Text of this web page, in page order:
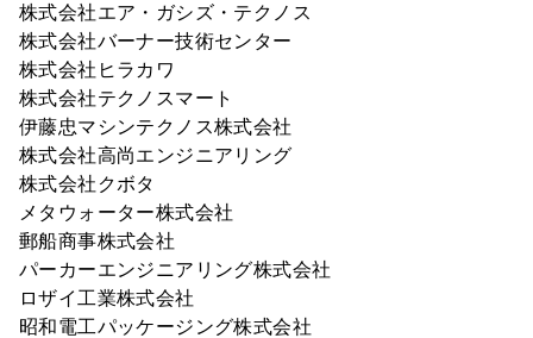
株式会社エア・ガシズ・テクノス
株式会社バーナー技術センター
株式会社ヒラカワ
株式会社テクノスマート
伊藤忠マシンテクノス株式会社
株式会社高尚エンジニアリング
株式会社クボタ
メタウォーター株式会社
郵船商事株式会社
パーカーエンジニアリング株式会社
ロザイ工業株式会社
昭和電工パッケージング株式会社